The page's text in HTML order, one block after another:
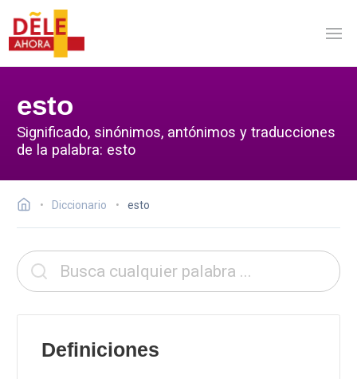
esto
Significado, sinónimos, antónimos y traducciones
de la palabra: esto
Diccionario esto
Definiciones